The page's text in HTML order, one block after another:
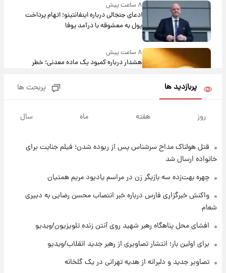
۸ ساعت پیش
ادعای جنجالی درباره اینفانتینو؛ اتهام پرداخت
پول به معشوقه با درآمد یوفا
۸ ساعت پیش
هشدار درباره کمبود یک ماده معدنی؛ خطر
پی رفتن رامین رضاییان+ عکس
۹ ساعت پیش
۱۰ ساعت پیش
۱۰ ساعت پیش
+جدول
پربازدید ها پربحث ها
روز هفته ماه سال
قتل هولناک مداح سرشناس پس از ربوده شدن؛ فیلم جنایت برای
خانواده ارسال شد
چهره بهت‌زده سه بازیگر زن در مراسم یادبود مریم همتیان
واکنش خبرگزاری فارس درباره خبر انتصاب محسن رضایی به دبیری
شعام
افشای محل پناهگاه‌ رهبر شهید روی آنتن زنده تلویزیون/ویدیو
برای اولین بار؛ انتشار تصاویری از رهبر جدید انقلاب/ویدیو
تصاویر جدید و دلبرانه از هدیه تهرانی در یک گلخانه